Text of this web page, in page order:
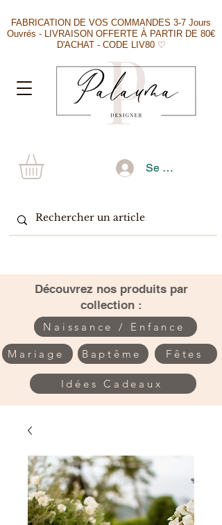
FABRICATION DE VOS COMMANDES 3-7 Jours
Ouvrés - LIVRAISON OFFERTE À PARTIR DE 80€
D'ACHAT - CODE LIV80 ♡
Se connecter
​Découvrez nos produits par
collection :
Naissance / Enfance
Mariage Baptême Fêtes
Idées Cadeaux